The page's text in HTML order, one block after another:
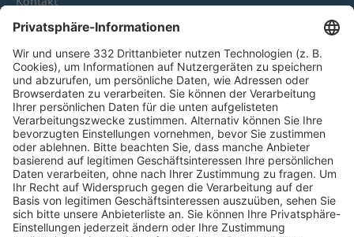
HÄUFIG BESUCHTE SEITEN
Pässe und Vereinswechsel
Trainerausbildung
Schulungsangebot Vereinsmitarbeiter
BFV-Geschäftsstellen
Trainerbörse
Login SpielPlus